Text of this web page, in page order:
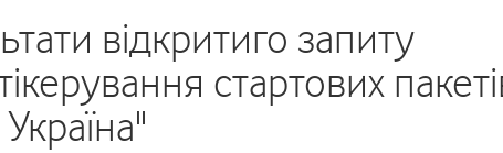
відкритиго запиту
стартових